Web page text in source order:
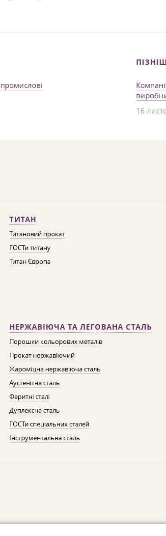
16
ТИТАН
Титановий прокат
ГОСТи титану
Титан Європа
НЕРЖАВІЮЧА ТА ЛЕГОВАНА СТАЛЬ
Порошки кольорових металів
Прокат нержавіючий
Жароміцна нержавіюча сталь
Аустенітна сталь
Феритні сталі
Дуплексна сталь
ГОСТи спеціальних сталей
Інструментальна сталь